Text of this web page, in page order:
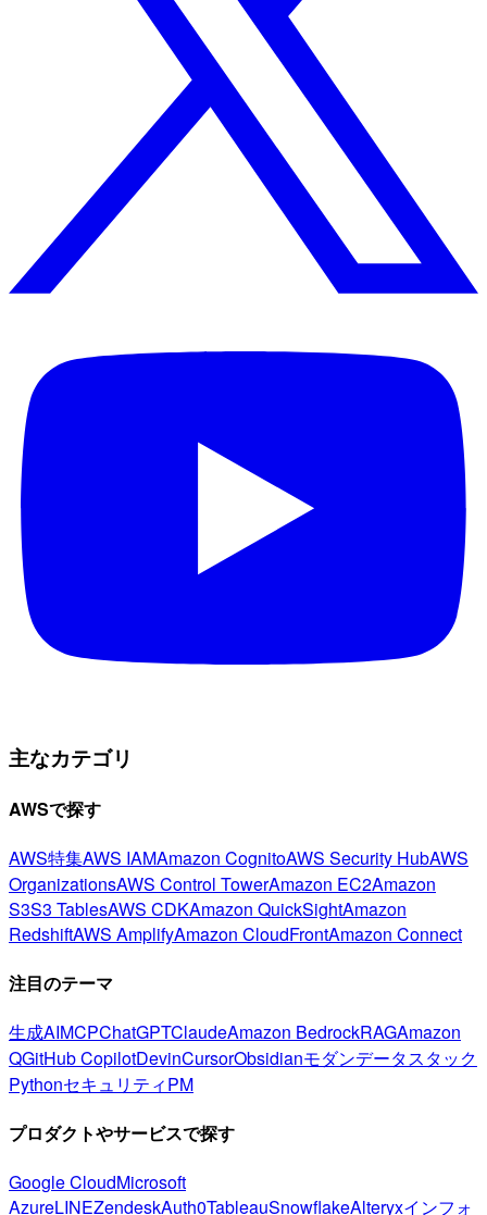
主なカテゴリ
AWSで探す
AWS特集AWS IAMAmazon CognitoAWS Security HubAWS
OrganizationsAWS Control TowerAmazon EC2Amazon
S3S3 TablesAWS CDKAmazon QuickSightAmazon
RedshiftAWS AmplifyAmazon CloudFrontAmazon Connect
注目のテーマ
生成AIMCPChatGPTClaudeAmazon BedrockRAGAmazon
QGitHub CopilotDevinCursorObsidianモダンデータスタック
PythonセキュリティPM
プロダクトやサービスで探す
Google CloudMicrosoft
AzureLINEZendeskAuth0TableauSnowflakeAlteryxインフォ